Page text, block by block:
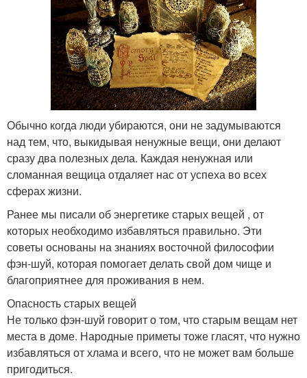
Обычно когда люди убираются, они не задумываются
над тем, что, выкидывая ненужные вещи, они делают
сразу два полезных дела. Каждая ненужная или
сломанная вещица отдаляет нас от успеха во всех
сферах жизни.
Ранее мы писали об энергетике старых вещей , от
которых необходимо избавляться правильно. Эти
советы основаны на знаниях восточной философии
фэн-шуй, которая помогает делать свой дом чище и
благоприятнее для проживания в нем.
Опасность старых вещей
Не только фэн-шуй говорит о том, что старым вещам нет
места в доме. Народные приметы тоже гласят, что нужно
избавляться от хлама и всего, что не может вам больше
пригодиться.